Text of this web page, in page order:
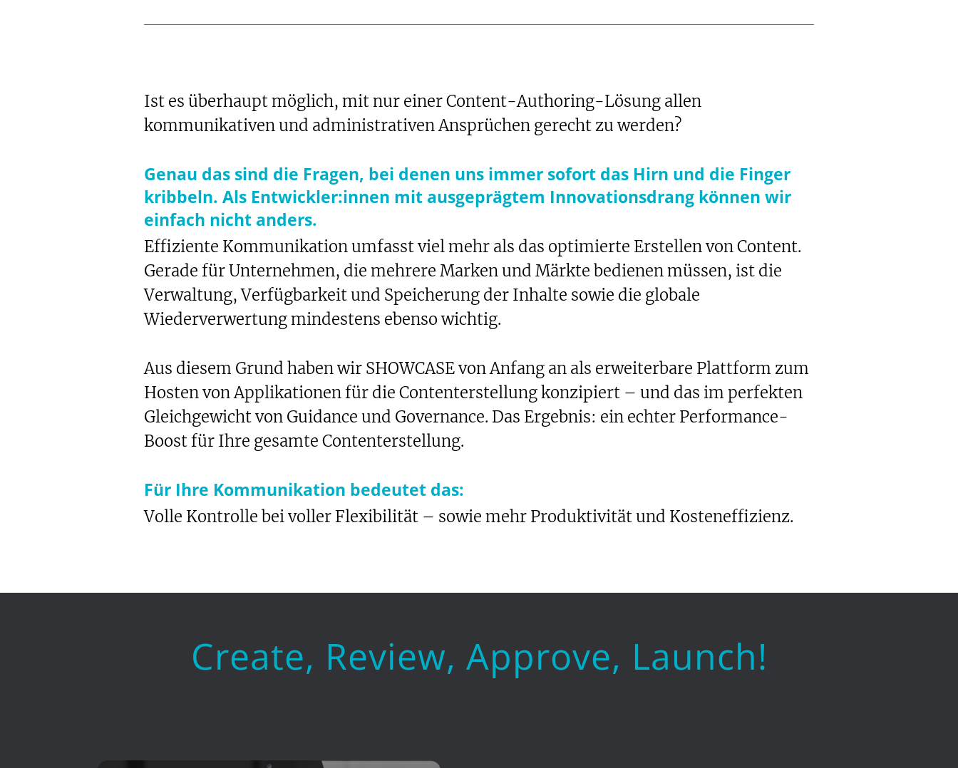
Ist es überhaupt möglich, mit nur einer Content-Authoring-Lösung allen
kommunikativen und administrativen Ansprüchen gerecht zu werden?
Genau das sind die Fragen, bei denen uns immer sofort das Hirn und die Finger
kribbeln. Als Entwickler:innen mit ausgeprägtem Innovationsdrang können wir
einfach nicht anders.
Effiziente Kommunikation umfasst viel mehr als das optimierte Erstellen von Content.
Gerade für Unternehmen, die mehrere Marken und Märkte bedienen müssen, ist die
Verwaltung, Verfügbarkeit und Speicherung der Inhalte sowie die globale
Wiederverwertung mindestens ebenso wichtig.
Aus diesem Grund haben wir SHOWCASE von Anfang an als erweiterbare Plattform zum
Hosten von Applikationen für die Contenterstellung konzipiert – und das im perfekten
Gleichgewicht von Guidance und Governance. Das Ergebnis: ein echter Performance-
Boost für Ihre gesamte Contenterstellung.
Für Ihre Kommunikation bedeutet das:
Volle Kontrolle bei voller Flexibilität – sowie mehr Produktivität und Kosteneffizienz.
Create, Review, Approve, Launch!
Text-to-Speech
Share